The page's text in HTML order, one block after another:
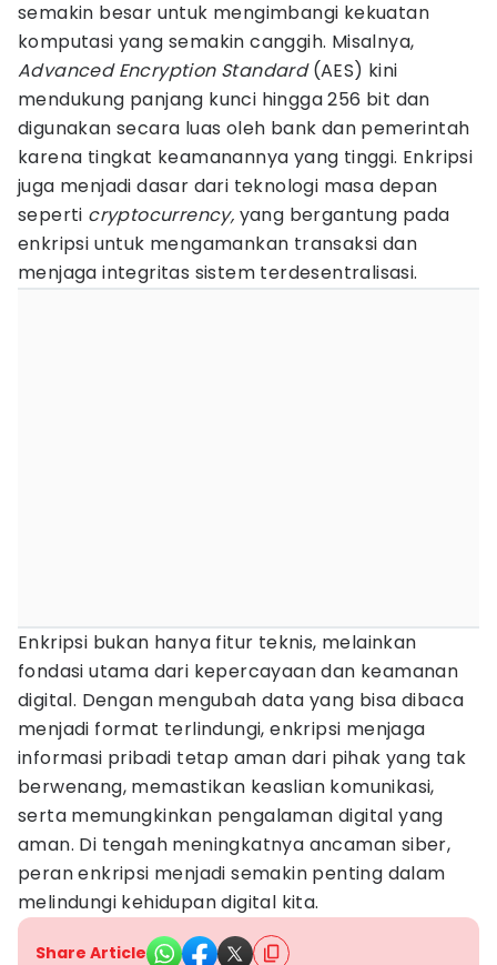
semakin besar untuk mengimbangi kekuatan
komputasi yang semakin canggih. Misalnya,
Advanced Encryption Standard(AES) kini
mendukung panjang kunci hingga 256 bit dan
digunakan secara luas oleh bank dan pemerintah
karena tingkat keamanannya yang tinggi. Enkripsi
juga menjadi dasar dari teknologi masa depan
seperti cryptocurrency, yang bergantung pada
enkripsi untuk mengamankan transaksi dan
menjaga integritas sistem terdesentralisasi.
Enkripsi bukan hanya fitur teknis, melainkan
fondasi utama dari kepercayaan dan keamanan
digital. Dengan mengubah data yang bisa dibaca
menjadi format terlindungi, enkripsi menjaga
informasi pribadi tetap aman dari pihak yang tak
berwenang, memastikan keaslian komunikasi,
serta memungkinkan pengalaman digital yang
aman. Di tengah meningkatnya ancaman siber,
peran enkripsi menjadi semakin penting dalam
melindungi kehidupan digital kita.
Share Article